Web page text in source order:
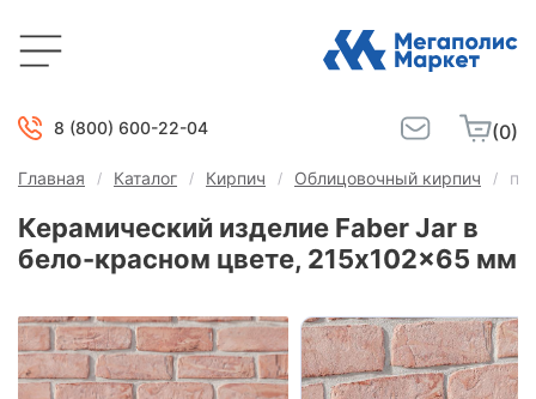
8 (800) 600-22-04 (0)
Главная Каталог Кирпич Облицовочный кирпич
Керамический изделие Faber Jar в
бело-красном цвете, 215x102x65 мм